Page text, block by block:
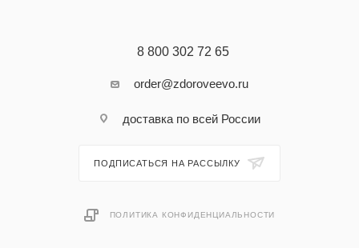
8 800 302 72 65
order@zdoroveevo.ru
доставка по всей России
ПОДПИСАТЬСЯ НА РАССЫЛКУ
ПОЛИТИКА КОНФИДЕНЦИАЛЬНОСТИ